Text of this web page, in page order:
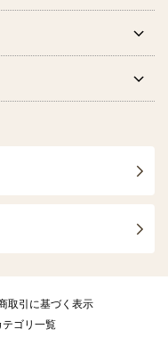
取引に基づく表示
ゴリ一覧